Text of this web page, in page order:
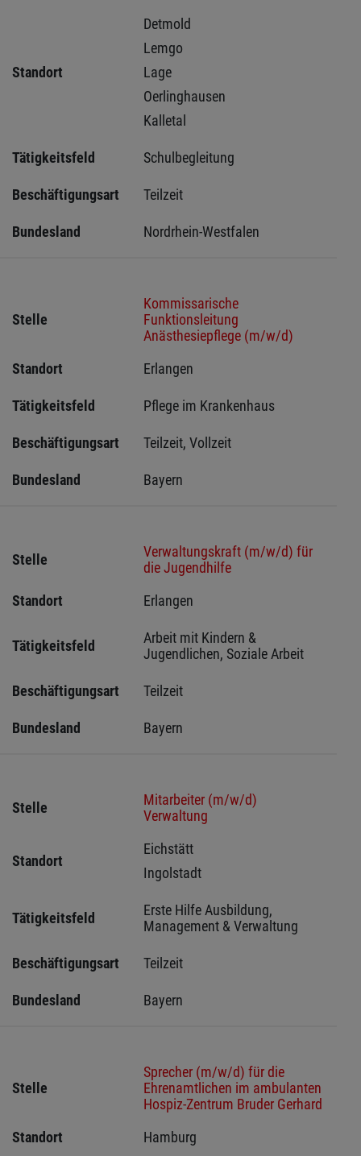
Standort
Detmold
Lemgo
Lage
Oerlinghausen
Kalletal
Tätigkeitsfeld Schulbegleitung
Beschäftigungsart Teilzeit
Bundesland Nordrhein-Westfalen
Stelle
Kommissarische
Funktionsleitung
Anästhesiepflege (m/w/d)
Standort
Erlangen
Tätigkeitsfeld Pflege im Krankenhaus
Beschäftigungsart Teilzeit, Vollzeit
Bundesland Bayern
Stelle
Verwaltungskraft (m/w/d) für
die Jugendhilfe
Standort
Erlangen
Tätigkeitsfeld
Arbeit mit Kindern &
Jugendlichen, Soziale Arbeit
Beschäftigungsart Teilzeit
Bundesland Bayern
Stelle
Mitarbeiter (m/w/d)
Verwaltung
Standort
Eichstätt
Ingolstadt
Tätigkeitsfeld
Erste Hilfe Ausbildung,
Management & Verwaltung
Beschäftigungsart Teilzeit
Bundesland Bayern
Stelle
Sprecher (m/w/d) für die
Ehrenamtlichen im ambulanten
Hospiz-Zentrum Bruder Gerhard
Standort
Hamburg